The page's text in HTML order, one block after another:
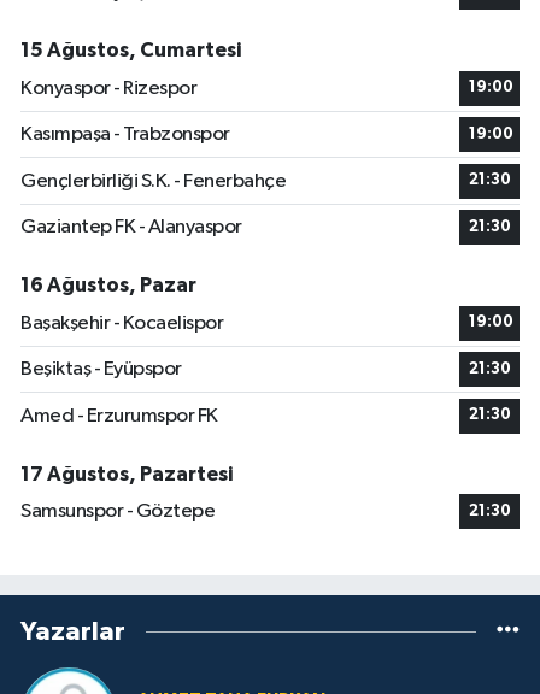
15 Ağustos, Cumartesi
Konyaspor - Rizespor
19:00
Kasımpaşa - Trabzonspor 19:00
Gençlerbirliği S.K. - Fenerbahçe 21:30
Gaziantep FK - Alanyaspor 21:30
16 Ağustos, Pazar
Başakşehir - Kocaelispor
19:00
Beşiktaş - Eyüpspor 21:30
Amed - Erzurumspor FK 21:30
17 Ağustos, Pazartesi
Samsunspor - Göztepe
21:30
Yazarlar